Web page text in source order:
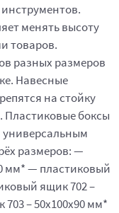
менять высоту
товаров.
разных размеров
Навесные
на стойку
боксы
универсальным
размеров: —
мм* — пластиковый
ящик 702 –
– 50x100x90 мм*